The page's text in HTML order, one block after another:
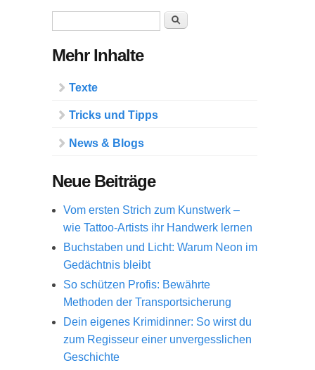
Suche
Mehr Inhalte
Texte
Tricks und Tipps
News & Blogs
Neue Beiträge
Vom ersten Strich zum Kunstwerk –
wie Tattoo-Artists ihr Handwerk lernen
Buchstaben und Licht: Warum Neon im
Gedächtnis bleibt
So schützen Profis: Bewährte
Methoden der Transportsicherung
Dein eigenes Krimidinner: So wirst du
zum Regisseur einer unvergesslichen
Geschichte